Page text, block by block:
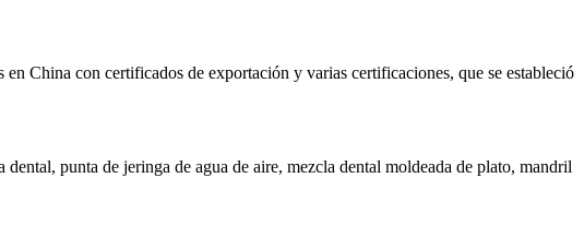
China con certificados de exportación y varias certificaciones, que se estableció
punta de jeringa de agua de aire, mezcla dental moldeada de plato, mandril